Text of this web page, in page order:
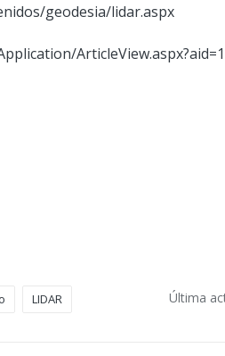
geodesia/lidar.aspx
LIDAR Última